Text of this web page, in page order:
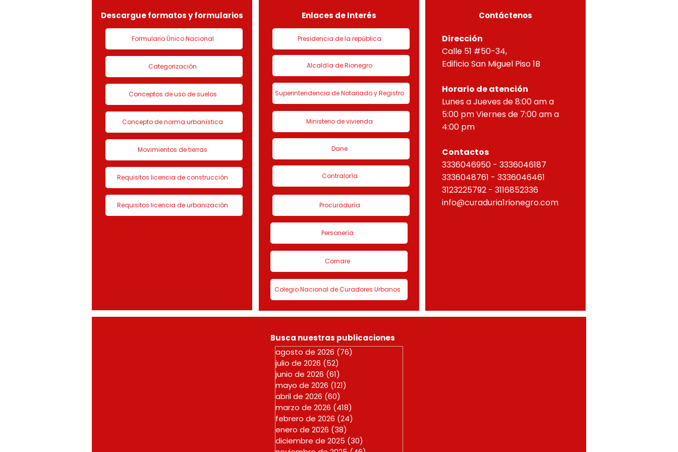
Descargue formatos y formularios
Formulario Único Nacional
Categorización
Conceptos de uso de suelos
Concepto de norma urbanística
Movimientos de tierras
Requisitos licencia de construcción
Requisitos licencia de urbanización
Enlaces de Interés
Presidencia de la república
Alcaldía de Rionegro
Superintendencia de Notariado y Registro
Ministerio de vivienda
Dane
Contraloría
Procuraduría
Personería
Cornare
Colegio Nacional de Curadores Urbanos
Contáctenos
Dirección
Calle 51 #50-34,
Edificio San Miguel Piso 1B
Horario de atención
Lunes a Jueves de 8:00 am a
5:00 pm Viernes de 7:00 am a
4:00 pm
Contactos
3336046950 - 3336046187
3336048761 - 3336046461
3123225792 - 3116852336
info@curaduria1rionegro.com
Busca nuestras publicaciones
agosto de 2026 (76)
julio de 2026 (52)
junio de 2026 (61)
mayo de 2026 (121)
abril de 2026 (60)
marzo de 2026 (418)
febrero de 2026 (24)
enero de 2026 (38)
diciembre de 2025 (30)